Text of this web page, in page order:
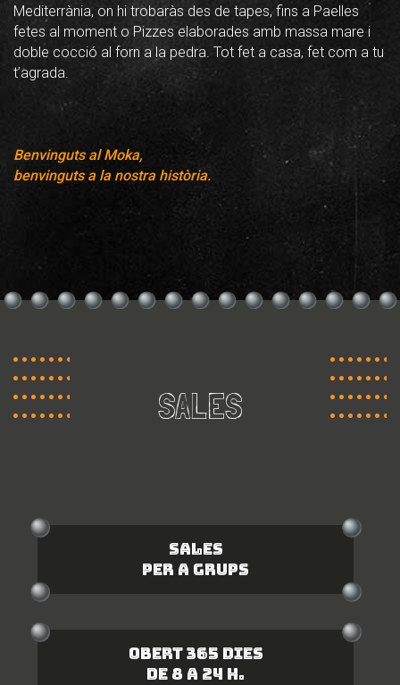
Mediterrània, on hi trobaràs des de tapes, fins a Paelles
fetes al moment o Pizzes elaborades amb massa mare i
doble cocció al forn a la pedra. Tot fet a casa, fet com a tu
t’agrada.
Benvinguts al Moka,
benvinguts a la nostra història.
SALES
Sales
per a grups
Obert 365 dies
de 8 a 24 h.